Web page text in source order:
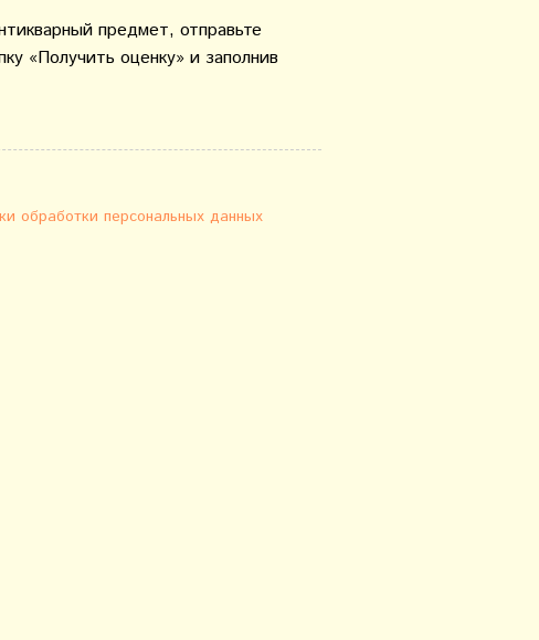
предмет, отправьте
«Получить оценку» и заполнив
обработки персональных данных